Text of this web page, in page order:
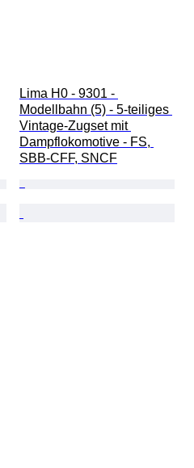
Lima H0 - 9301 -
Modellbahn (5) - 5-teiliges
Vintage-Zugset mit
Dampflokomotive - FS,
SBB-CFF, SNCF